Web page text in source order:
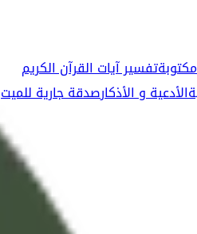
تفسير آيات القرآن الكريم
الأدعية و الأذكارصدقة جارية للميت